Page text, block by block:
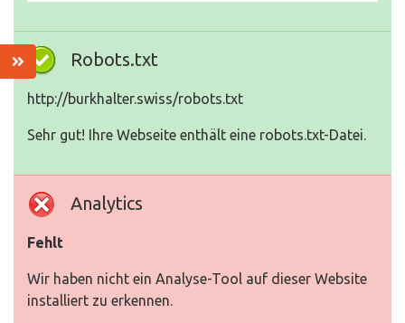
Robots.txt
http://burkhalter.swiss/robots.txt
Sehr gut! Ihre Webseite enthält eine robots.txt-Datei.
Analytics
Fehlt
Wir haben nicht ein Analyse-Tool auf dieser Website
installiert zu erkennen.